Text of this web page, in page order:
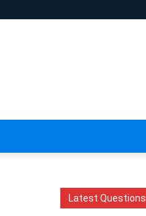
Latest Questions